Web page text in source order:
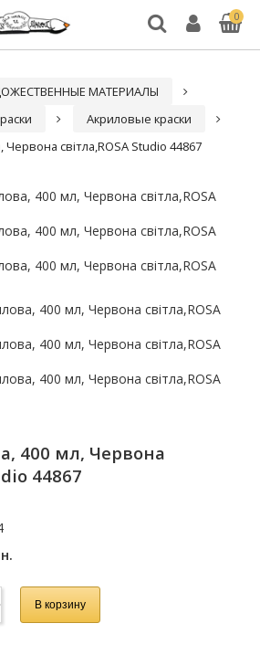
0
МАТЕРИАЛЫ
Акриловые краски
світла,ROSA Studio 44867
400 мл, Червона
44867
В корзину